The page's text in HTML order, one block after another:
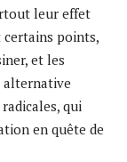
leur effet
points,
et les
alternative
qui
en quête de